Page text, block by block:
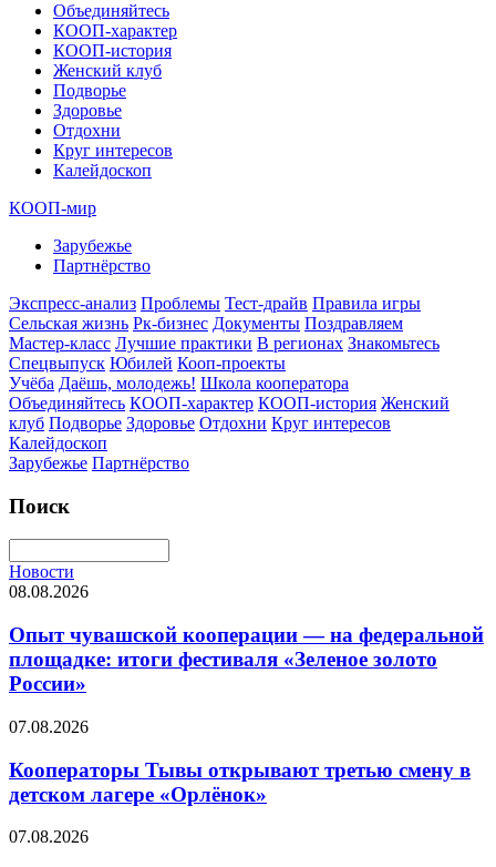
Объединяйтесь
КООП-характер
КООП-история
Женский клуб
Подворье
Здоровье
Отдохни
Круг интересов
Калейдоскоп
КООП-мир
Зарубежье
Партнёрство
Экспресс-анализ Проблемы Тест-драйв Правила игры
Сельская жизнь Рк-бизнес Документы Поздравляем
Мастер-класс Лучшие практики В регионах Знакомьтесь
Спецвыпуск Юбилей Кооп-проекты
Учёба Даёшь, молодежь! Школа кооператора
Объединяйтесь КООП-характер КООП-история Женский
клуб Подворье Здоровье Отдохни Круг интересов
Калейдоскоп
Зарубежье Партнёрство
Поиск
Новости
08.08.2026
Опыт чувашской кооперации — на федеральной
площадке: итоги фестиваля «Зеленое золото
России»
07.08.2026
Кооператоры Тывы открывают третью смену в
детском лагере «Орлёнок»
07.08.2026